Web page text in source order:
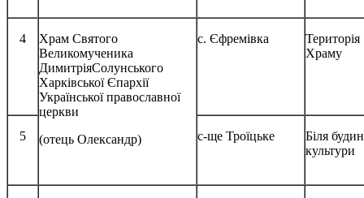
4
Храм Святого
Великомученика
ДимитріяСолунського
Харківської Єпархії
Української православної
церкви
(отець Олександр)
с. Єфремівка
Територія
Храму
5 с-ще Троїцьке
Біля
культури